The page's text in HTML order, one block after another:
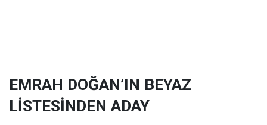
EMRAH DOĞAN’IN BEYAZ
LİSTESİNDEN ADAY